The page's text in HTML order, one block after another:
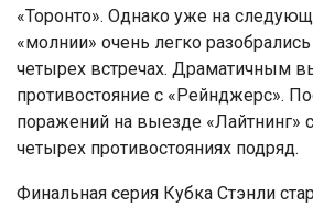
«Торонто». Однако уже на
«молнии» очень легко
четырех встречах. Драматичным
противостояние с «Рейнджерс».
поражений на выезде «Лайтнинг»
четырех противостояниях подряд.
Финальная серия Кубка Стэнли